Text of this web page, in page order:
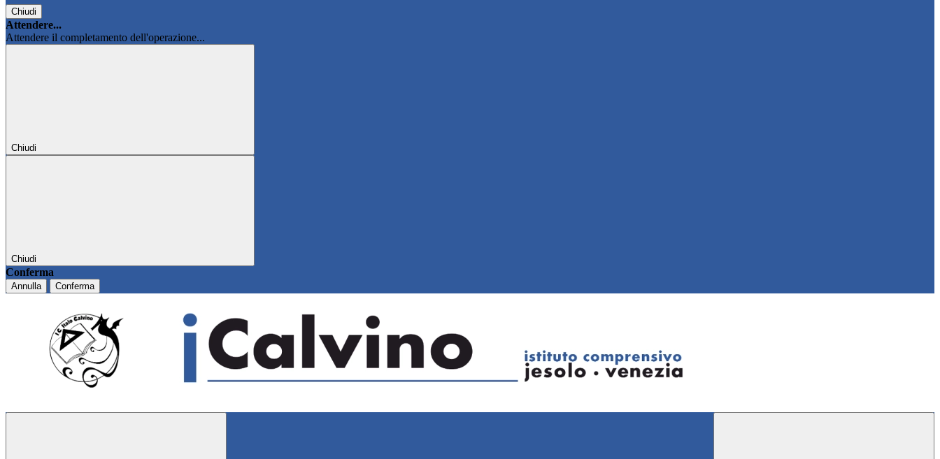
Chiudi
Attendere...
Attendere il completamento dell'operazione...
Chiudi
Chiudi
Conferma
Annulla Conferma